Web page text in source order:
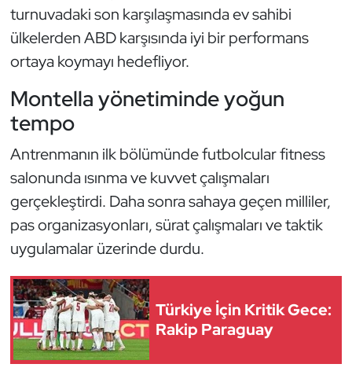
turnuvadaki son karşılaşmasında ev sahibi
ülkelerden ABD karşısında iyi bir performans
ortaya koymayı hedefliyor.
Montella yönetiminde yoğun
tempo
Antrenmanın ilk bölümünde futbolcular fitness
salonunda ısınma ve kuvvet çalışmaları
gerçekleştirdi. Daha sonra sahaya geçen milliler,
pas organizasyonları, sürat çalışmaları ve taktik
uygulamalar üzerinde durdu.
Türkiye İçin Kritik Gece:
Rakip Paraguay
Golf
Güreş
Halter
Hava Sporları
Hentbol
İşitme Engelli Sporcular
Kano ve Rafting
Karate